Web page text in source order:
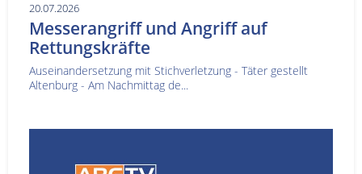
20.07.2026
Messerangriff und Angriff auf
Rettungskräfte
Auseinandersetzung mit Stichverletzung - Täter gestellt
Altenburg - Am Nachmittag de...